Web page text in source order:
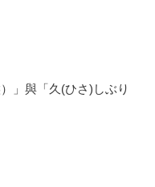
」與「久(ひさ)しぶり